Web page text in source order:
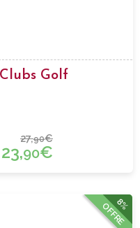
Golf
27,90€
23,90€
8%
OFFRE